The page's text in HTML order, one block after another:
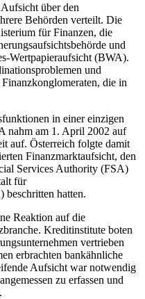
über den
Behörden verteilt. Die
für Finanzen, die
und
Wertpapieraufsicht (BWA).
und
die in
in einer einzigen
nahm am 1. April 2002 auf
auf. Österreich folgte damit
Finanzmarktaufsicht, den
Services Authority (FSA)
für
beschritten hatten.
Reaktion auf die
Kreditinstitute boten
vertrieben
erbrachten bankähnliche
Aufsicht war notwendig
zu erfassen und